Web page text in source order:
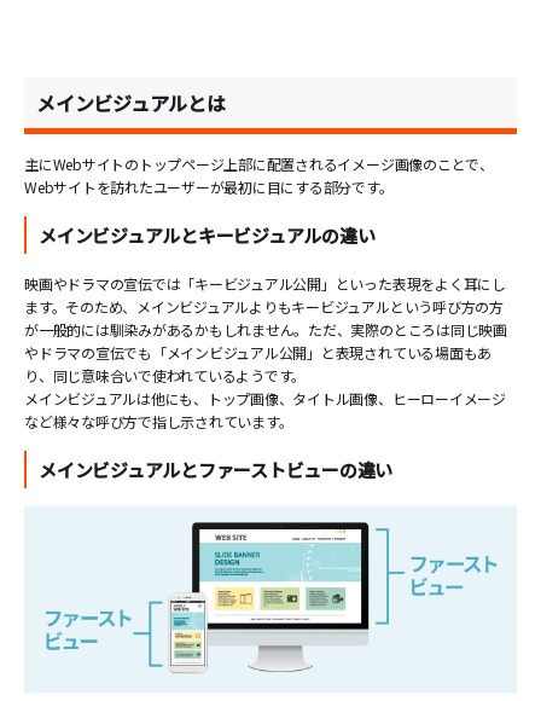
メインビジュアルとは
主にWebサイトのトップページ上部に配置されるイメージ画像のことで、
Webサイトを訪れたユーザーが最初に目にする部分です。
メインビジュアルとキービジュアルの違い
映画やドラマの宣伝では「キービジュアル公開」といった表現をよく耳にし
ます。そのため、メインビジュアルよりもキービジュアルという呼び方の方
が一般的には馴染みがあるかもしれません。ただ、実際のところは同じ映画
やドラマの宣伝でも「メインビジュアル公開」と表現されている場面もあ
り、同じ意味合いで使われているようです。
メインビジュアルは他にも、トップ画像、タイトル画像、ヒーローイメージ
など様々な呼び方で指し示されています。
メインビジュアルとファーストビューの違い